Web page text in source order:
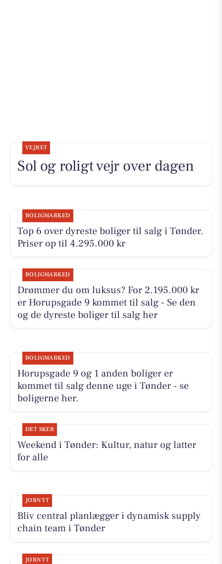
VEJRET
Sol og roligt vejr over dagen
BOLIGMARKED
Top 6 over dyreste boliger til salg i Tønder.
Priser op til 4.295.000 kr
BOLIGMARKED
Drømmer du om luksus? For 2.195.000 kr
er Horupsgade 9 kommet til salg - Se den
og de dyreste boliger til salg her
BOLIGMARKED
Horupsgade 9 og 1 anden boliger er
kommet til salg denne uge i Tønder - se
boligerne her.
DET SKER
Weekend i Tønder: Kultur, natur og latter
for alle
JOBNYT
Bliv central planlægger i dynamisk supply
chain team i Tønder
JOBNYT